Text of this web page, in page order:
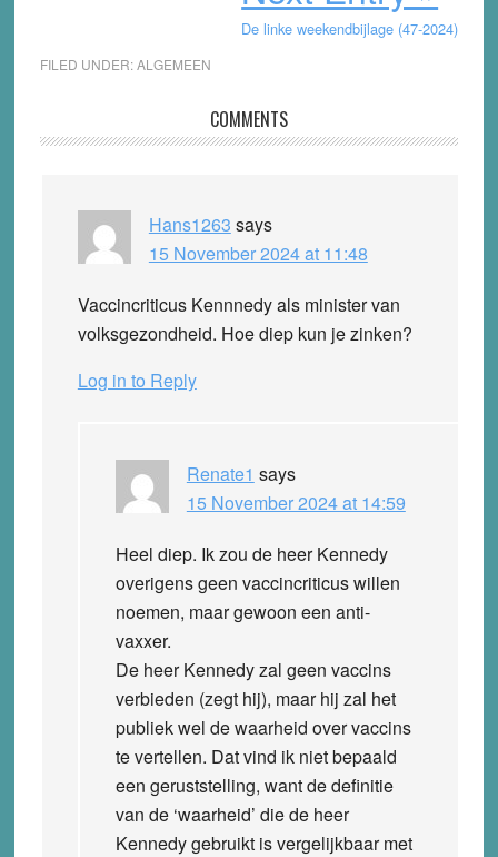
De linke weekendbijlage (47-2024)
FILED UNDER:ALGEMEEN
Interactions
COMMENTS
Hans1263 says
15 November 2024 at 11:48
Vaccincriticus Kennnedy als minister van
volksgezondheid. Hoe diep kun je zinken?
Log in to Reply
Renate1 says
15 November 2024 at 14:59
Heel diep. Ik zou de heer Kennedy
overigens geen vaccincriticus willen
noemen, maar gewoon een anti-
vaxxer.
De heer Kennedy zal geen vaccins
verbieden (zegt hij), maar hij zal het
publiek wel de waarheid over vaccins
te vertellen. Dat vind ik niet bepaald
een geruststelling, want de definitie
van de ‘waarheid’ die de heer
Kennedy gebruikt is vergelijkbaar met